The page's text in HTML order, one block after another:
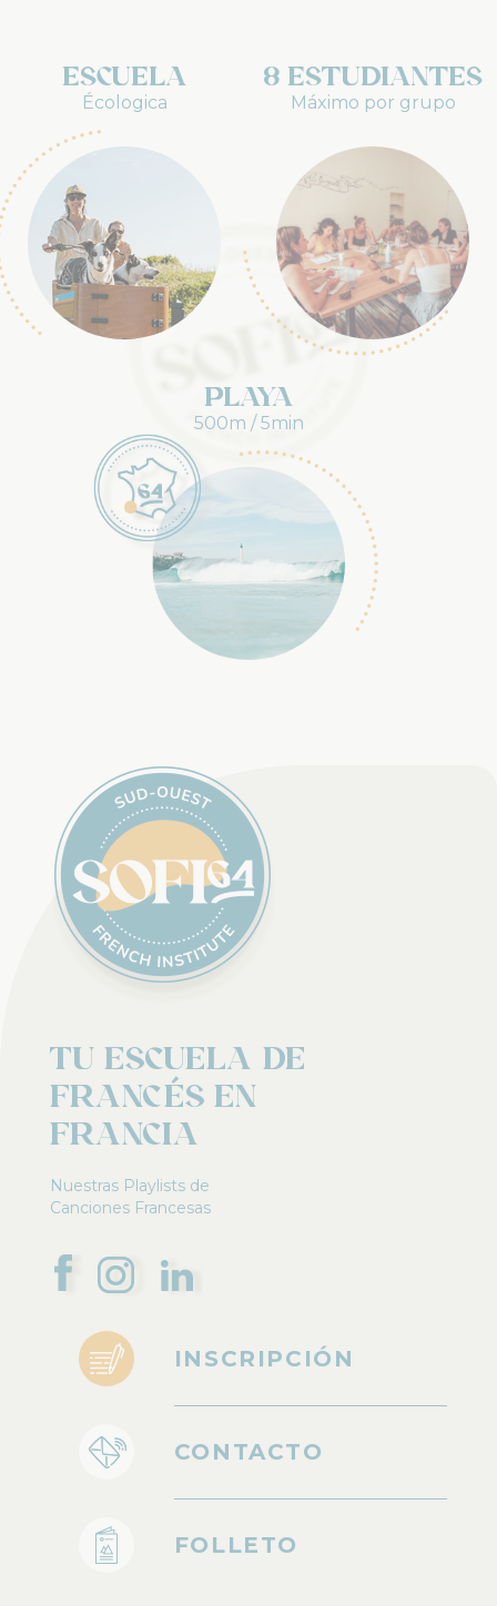
Escuela
Écologica
8 estudiantes
Máximo por grupo
Playa
500m / 5min
Tu Escuela de
Francés en
Francia
Nuestras Playlists de
Canciones Francesas
INSCRIPCIÓN
CONTACTO
FOLLETO